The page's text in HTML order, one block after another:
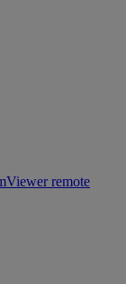
remote